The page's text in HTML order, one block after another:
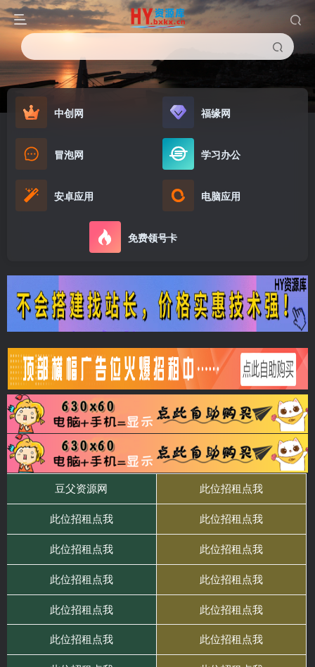
中创网 福缘网
冒泡网 学习办公
安卓应用 电脑应用
免费领号卡